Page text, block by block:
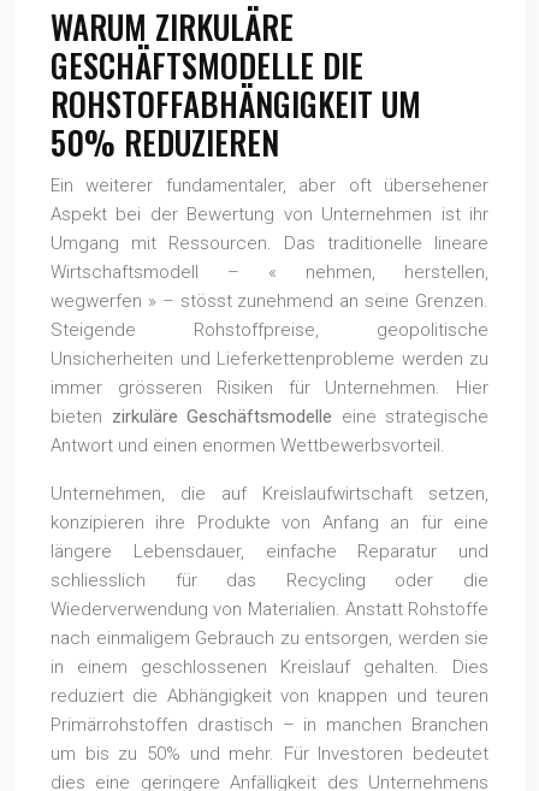
WARUM ZIRKULÄRE
GESCHÄFTSMODELLE DIE
ROHSTOFFABHÄNGIGKEIT UM
50% REDUZIEREN
Ein weiterer fundamentaler, aber oft übersehener
Aspekt bei der Bewertung von Unternehmen ist ihr
Umgang mit Ressourcen. Das traditionelle lineare
Wirtschaftsmodell – « nehmen, herstellen,
wegwerfen » – stösst zunehmend an seine Grenzen.
Steigende Rohstoffpreise, geopolitische
Unsicherheiten und Lieferkettenprobleme werden zu
immer grösseren Risiken für Unternehmen. Hier
bieten zirkuläre Geschäftsmodelle eine strategische
Antwort und einen enormen Wettbewerbsvorteil.
Unternehmen, die auf Kreislaufwirtschaft setzen,
konzipieren ihre Produkte von Anfang an für eine
längere Lebensdauer, einfache Reparatur und
schliesslich für das Recycling oder die
Wiederverwendung von Materialien. Anstatt Rohstoffe
nach einmaligem Gebrauch zu entsorgen, werden sie
in einem geschlossenen Kreislauf gehalten. Dies
reduziert die Abhängigkeit von knappen und teuren
Primärrohstoffen drastisch – in manchen Branchen
um bis zu 50% und mehr. Für Investoren bedeutet
dies eine geringere Anfälligkeit des Unternehmens